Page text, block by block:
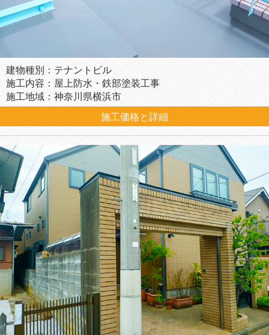
建物種別：テナントビル
施工内容：屋上防水・鉄部塗装工事
施工地域：神奈川県横浜市
施工価格と詳細